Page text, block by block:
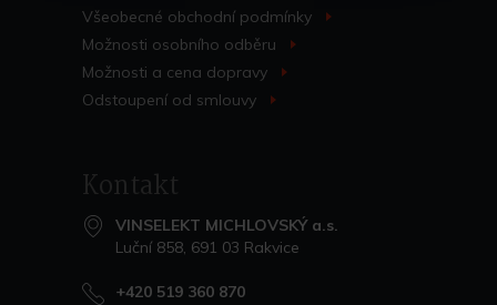
Do košíku
Všeobecné obchodní podmínky
Možnosti osobního odběru
Možnosti a cena dopravy
Odstoupení od smlouvy
Kontakt
VINSELEKT MICHLOVSKÝ a.s.
Luční 858, 691 03 Rakvice
+420 519 360 870